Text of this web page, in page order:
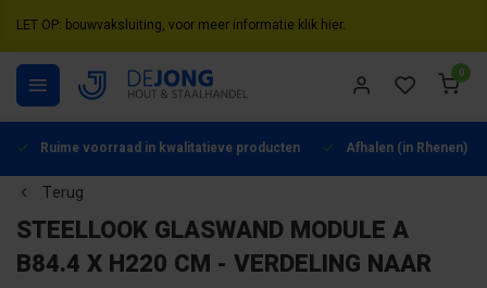
LET OP: bouwvaksluiting, voor meer informatie klik hier.
0
Ruime voorraad in kwalitatieve producten Afhalen (in Rhenen)
Terug
STEELLOOK GLASWAND MODULE A
B84.4 X H220 CM - VERDELING NAAR